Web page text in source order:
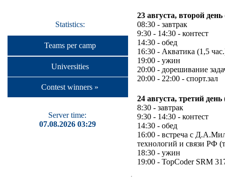
Statistics:
Teams per camp
Universities
Contest winners »
Server time:
07.08.2026 03:29
23 августа, второй день
08:30 - завтрак
9:30 - 14:30 - контест
14:30 - обед
16:30 - Акватика (1,5
19:00 - ужин
20:00 - дорешивание
20:00 - 22:00 - спорт.зал
24 августа, третий день
8:30 - завтрак
9:30 - 14:30 - контест
14:30 - обед
16:00 - встреча с
технологий и связи РФ
18:30 - ужин
19:00 - TopCoder SRM